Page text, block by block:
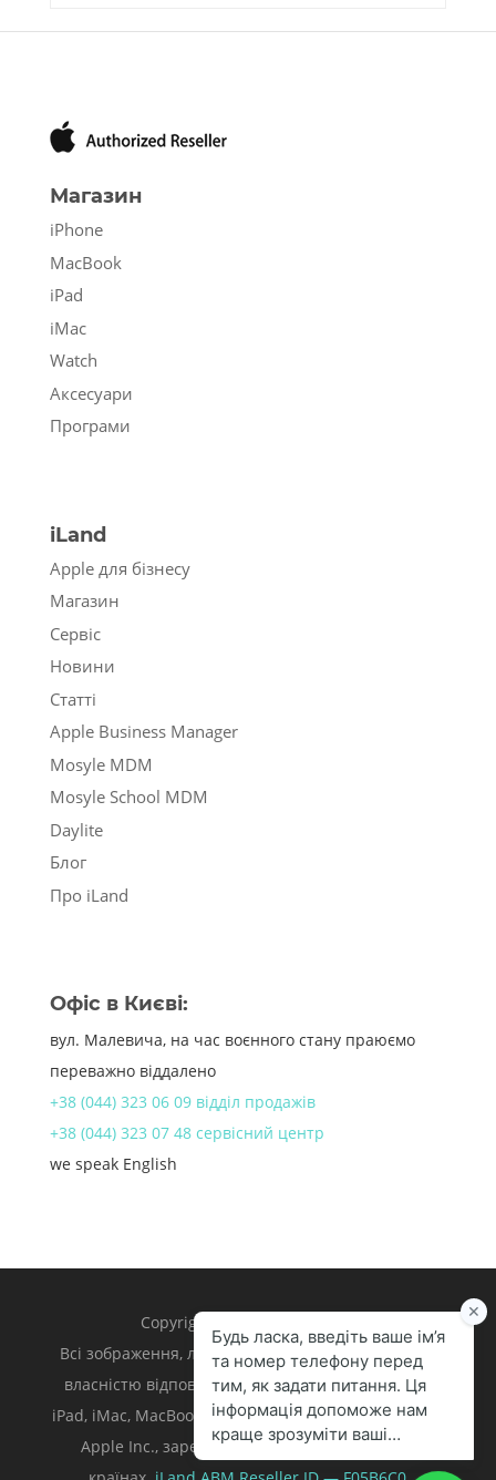
Магазин
iPhone
MacBook
iPad
iMac
Watch
Аксесуари
Програми
iLand
Apple для бізнесу
Магазин
Сервіс
Новини
Статті
Apple Business Manager
Mosyle MDM
Mosyle School MDM
Daylite
Блог
Про iLand
Офіс в Києві:
вул. Малевича, на час воєнного стану праюємо
переважно віддалено
+38 (044) 323 06 09 відділ продажів
+38 (044) 323 07 48 сервісний центр
we speak English
Copyright 1998 – 2024 iLand.
Всі зображення, логотипи та торгівельні марки є
власністю відповідних власників. Apple, iPhone,
iPad, iMac, MacBook, Mac є торгівельними марками
Apple Inc., зареєстрованими у U.S. та інших